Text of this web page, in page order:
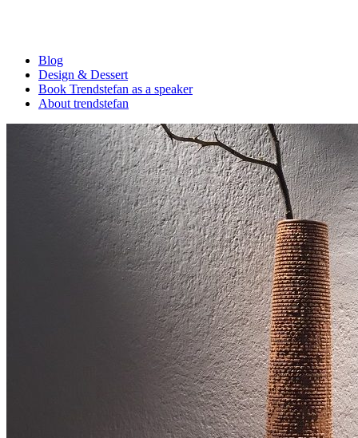
Blog
Design & Dessert
Book Trendstefan as a speaker
About trendstefan